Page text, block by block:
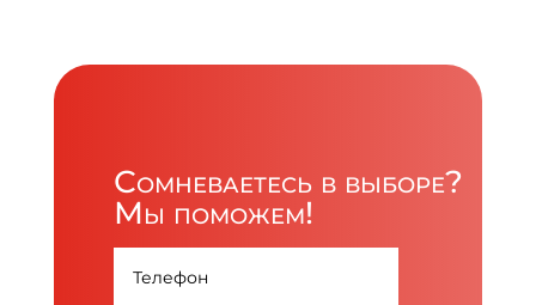
Сомневаетесь в выборе?
Мы поможем!